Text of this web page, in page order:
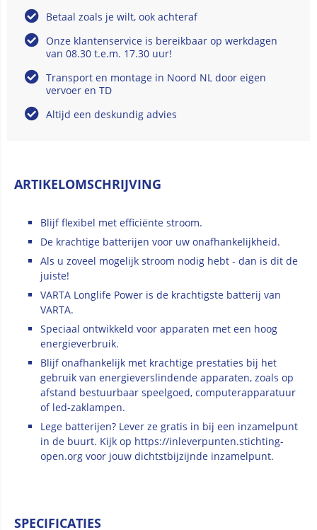
Betaal zoals je wilt, ook achteraf
Onze klantenservice is bereikbaar op werkdagen
van 08.30 t.e.m. 17.30 uur!
Transport en montage in Noord NL door eigen
vervoer en TD
Altijd een deskundig advies
ARTIKELOMSCHRIJVING
Blijf flexibel met efficiënte stroom.
De krachtige batterijen voor uw onafhankelijkheid.
Als u zoveel mogelijk stroom nodig hebt - dan is dit de
juiste!
VARTA Longlife Power is de krachtigste batterij van
VARTA.
Speciaal ontwikkeld voor apparaten met een hoog
energieverbruik.
Blijf onafhankelijk met krachtige prestaties bij het
gebruik van energieverslindende apparaten, zoals op
afstand bestuurbaar speelgoed, computerapparatuur
of led-zaklampen.
Lege batterijen? Lever ze gratis in bij een inzamelpunt
in de buurt. Kijk op https://inleverpunten.stichting-
open.org voor jouw dichtstbijzijnde inzamelpunt.
SPECIFICATIES